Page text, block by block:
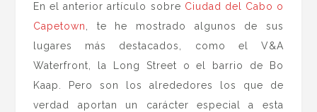
En el anterior artículo sobre Ciudad del Cabo o
Capetown, te he mostrado algunos de sus
lugares más destacados, como el V&A
Waterfront, la Long Street o el barrio de Bo
Kaap. Pero son los alrededores los que de
verdad aportan un carácter especial a esta